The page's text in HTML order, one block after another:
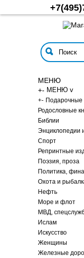
МЕНЮ
+- МЕНЮ v
+- Подарочные
Родословные
Библии
Энциклопедии
Спорт
Репринтные
Поэзия, проза
Политика,
Охота и
Нефть
Море и флот
МВД,
Ислам
Искусство
Женщины
Железные